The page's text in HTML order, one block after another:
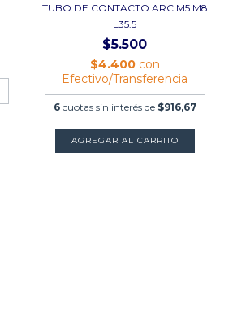
TUBO DE CONTACTO ARC M5 M8
L35.5
$5.500
$4.400 con
Efectivo/Transferencia
6 cuotas sin interés de $916,67
AGREGAR AL CARRITO